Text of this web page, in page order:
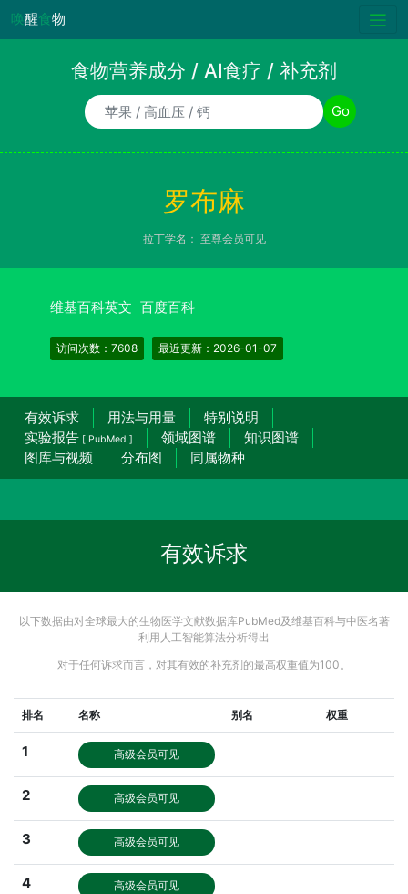
唤醒食物
食物营养成分 / AI食疗 / 补充剂
食物/AI食疗诉求/补充剂名称 Go
罗布麻
拉丁学名： 至尊会员可见
维基百科英文 百度百科
访问次数：7608 最近更新：2026-01-07
有效诉求 用法与用量
特别说明
实验报告 [ PubMed ] 领域图谱
知识图谱
图库与视频
分布图 同属物种
有效诉求
以下数据由对全球最大的生物医学文献数据库PubMed及维基百科与中医名著
利用人工智能算法分析得出
对于任何诉求而言，对其有效的补充剂的最高权重值为100。
排名 名称 别名 权重
1 高级会员可见
2 高级会员可见
3 高级会员可见
4 高级会员可见